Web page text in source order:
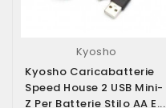
Kyosho
Kyosho Caricabatterie
Speed House 2 USB Mini-
Z Per Batterie Stilo AA E...